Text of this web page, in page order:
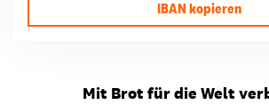
IBAN kopieren
Mit Brot für die Welt